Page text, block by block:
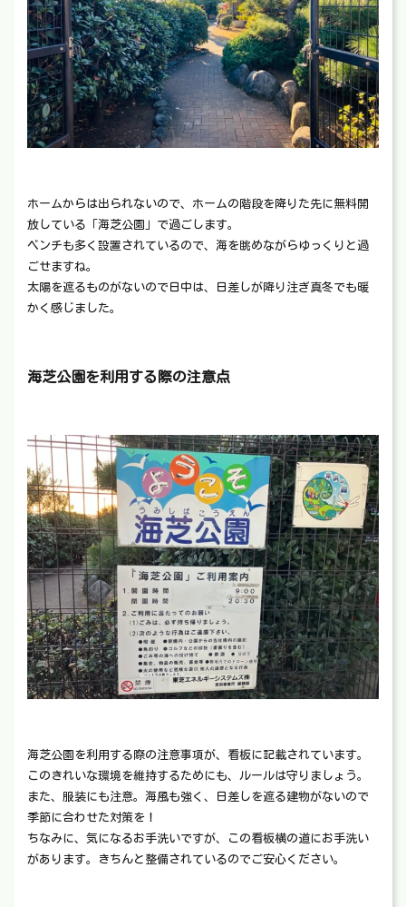
ホームからは出られないので、ホームの階段を降りた先に無料開
放している「海芝公園」で過ごします。
ベンチも多く設置されているので、海を眺めながらゆっくりと過
ごせますね。
太陽を遮るものがないので日中は、日差しが降り注ぎ真冬でも暖
かく感じました。
海芝公園を利用する際の注意点
海芝公園を利用する際の注意事項が、看板に記載されています。
このきれいな環境を維持するためにも、ルールは守りましょう。
また、服装にも注意。海風も強く、日差しを遮る建物がないので
季節に合わせた対策を！
ちなみに、気になるお手洗いですが、この看板横の道にお手洗い
があります。きちんと整備されているのでご安心ください。